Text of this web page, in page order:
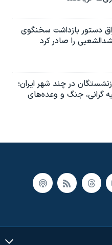
دستور بازداشت سخنگوی
را صادر کرد
در چند شهر ایران؛
گرانی، جنگ و وعده‌های